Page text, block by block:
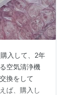
入して、2年
空気清浄機
換をして
ば、購入し